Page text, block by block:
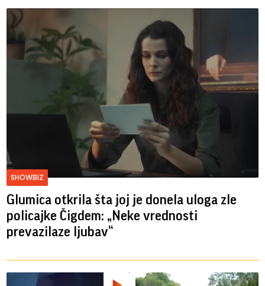
SHOWBIZ
Glumica otkrila šta joj je donela uloga zle
policajke Čigdem: „Neke vrednosti
prevazilaze ljubav“